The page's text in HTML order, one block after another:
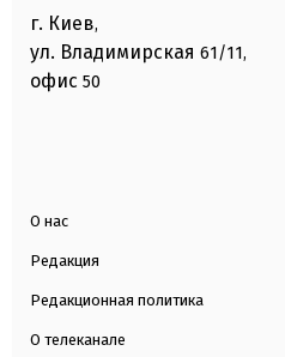
г. Киев,
ул. Владимирская 61/11,
офис 50
О нас
Редакция
Редакционная политика
О телеканале